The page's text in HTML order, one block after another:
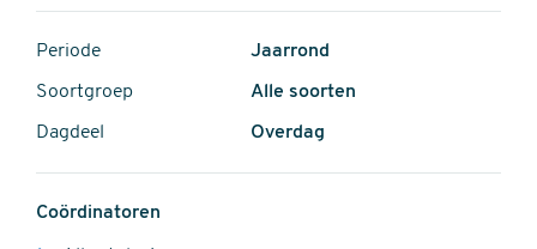
Periode Jaarrond
Soortgroep Alle soorten
Dagdeel Overdag
Coördinatoren